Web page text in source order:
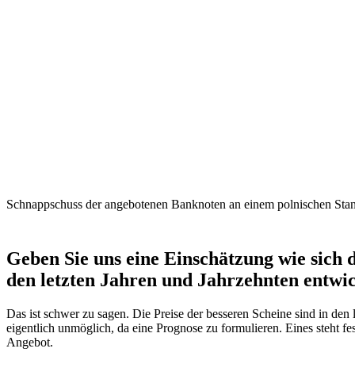
Schnappschuss der angebotenen Banknoten an einem polnischen
Geben Sie uns eine Einschätzung wie
den letzten Jahren und Jahrzehnten
Das ist schwer zu sagen. Die Preise der besseren Scheine sind in
eigentlich unmöglich, da eine Prognose zu formulieren. Eines steht
Angebot.